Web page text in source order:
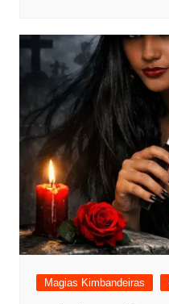
Magias Kimbandeiras